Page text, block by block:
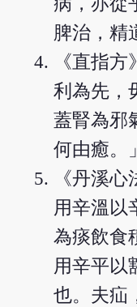
脾治，精
《直指
利為先，
蓋腎為邪
何由癒。」
《丹溪
用辛溫以
為痰飲食
用辛平以
也。夫疝